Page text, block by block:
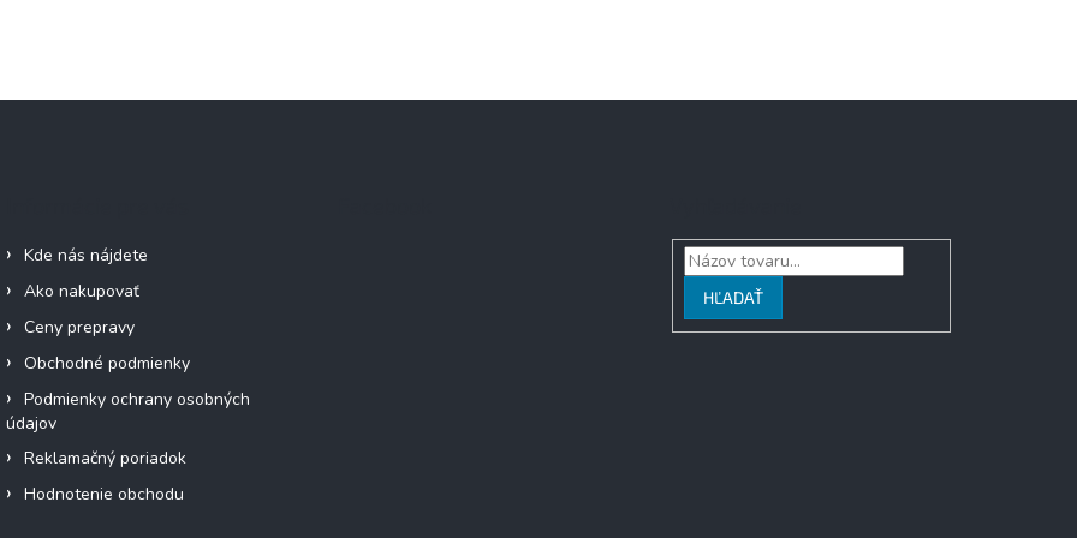
Kde nás nájdete
Ako nakupovať
Ceny prepravy
Obchodné podmienky
Podmienky ochrany osobných
údajov
Reklamačný poriadok
Hodnotenie obchodu
HĽADAŤ